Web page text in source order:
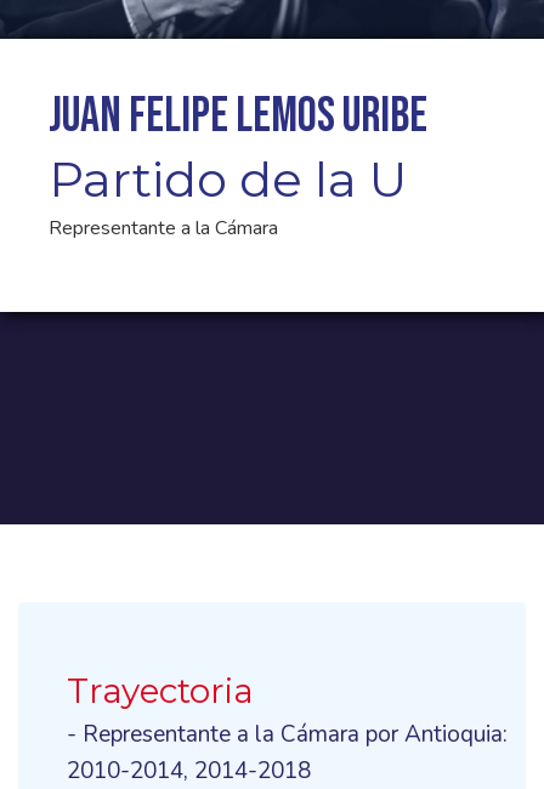
Juan Felipe Lemos Uribe
Partido de la U
Representante a la Cámara
Trayectoria
- Representante a la Cámara por Antioquia:
2010-2014, 2014-2018